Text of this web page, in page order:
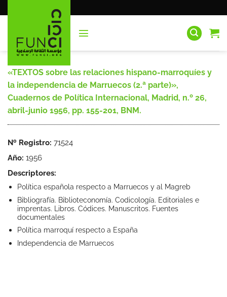
al
«TEXTOS sobre las relaciones hispano-marroquíes y
la independencia de Marruecos (2.ª parte)»,
Cuadernos de Política Internacional, Madrid, n.º 26,
abril-junio 1956, pp. 155-201, BNM.
Nº Registro: 71524
Año: 1956
Descriptores:
Política española respecto a Marruecos y al Magreb
Bibliografía. Biblioteconomía. Codicología. Editoriales e
imprentas. Libros. Códices. Manuscritos. Fuentes
documentales
Política marroquí respecto a España
Independencia de Marruecos